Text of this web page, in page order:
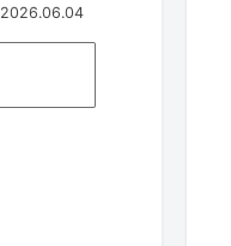
2026.06.04